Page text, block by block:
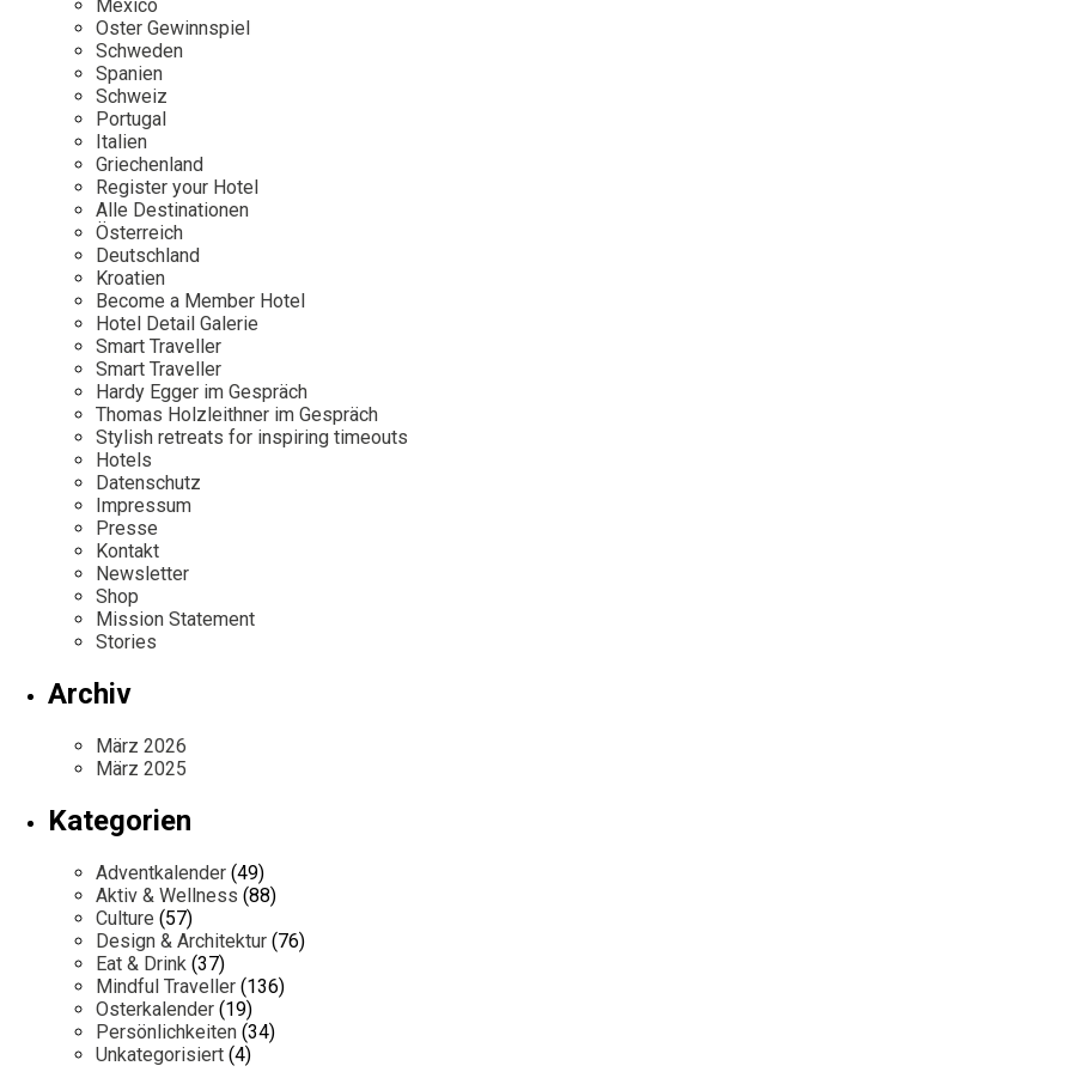
Wellness
Japan
Portugal
Schweiz
Mexico
Oster Gewinnspiel
Schweden
Spanien
Schweiz
Portugal
Italien
Griechenland
Register your Hotel
Alle Destinationen
Österreich
Deutschland
Kroatien
Become a Member Hotel
Hotel Detail Galerie
Smart Traveller
Smart Traveller
Hardy Egger im Gespräch
Thomas Holzleithner im Gespräch
Stylish retreats for inspiring timeouts
Hotels
Datenschutz
Impressum
Presse
Kontakt
Newsletter
Shop
Mission Statement
Stories
Archiv
März 2026
März 2025
Kategorien
Adventkalender (49)
Aktiv & Wellness (88)
Culture (57)
Design & Architektur (76)
Eat & Drink (37)
Mindful Traveller (136)
Osterkalender (19)
Persönlichkeiten (34)
Unkategorisiert (4)